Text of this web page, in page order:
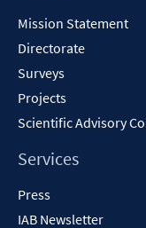
Mission Statement
Directorate
Surveys
Projects
Scientific Advisory
Services
Press
IAB Newsletter